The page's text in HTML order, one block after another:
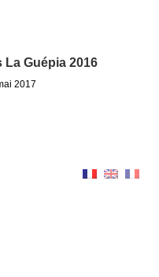
La Guépia 2016
2017